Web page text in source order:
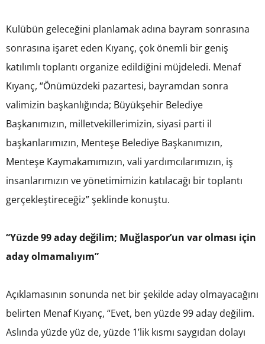
Kulübün geleceğini planlamak adına bayram sonrasına
sonrasına işaret eden Kıyanç, çok önemli bir geniş
katılımlı toplantı organize edildiğini müjdeledi. Menaf
Kıyanç, “Önümüzdeki pazartesi, bayramdan sonra
valimizin başkanlığında; Büyükşehir Belediye
Başkanımızın, milletvekillerimizin, siyasi parti il
başkanlarımızın, Menteşe Belediye Başkanımızın,
Menteşe Kaymakamımızın, vali yardımcılarımızın, iş
insanlarımızın ve yönetimimizin katılacağı bir toplantı
gerçekleştireceğiz” şeklinde konuştu.
“Yüzde 99 aday değilim; Muğlaspor’un var olması için
aday olmamalıyım”
Açıklamasının sonunda net bir şekilde aday olmayacağını
belirten Menaf Kıyanç, “Evet, ben yüzde 99 aday değilim.
Aslında yüzde yüz de, yüzde 1’lik kısmı saygıdan dolayı